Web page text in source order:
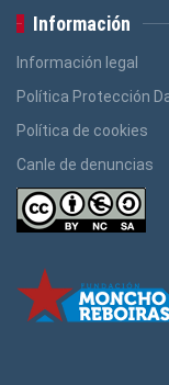
Información
Información legal
Política Protección
Política de cookies
Canle de denuncias